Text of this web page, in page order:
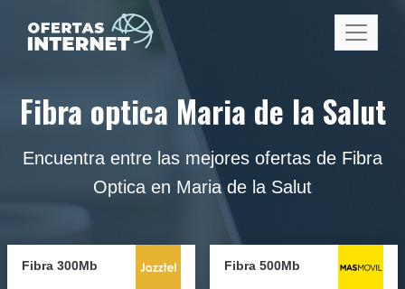
Fibra optica Maria de la Salut
Encuentra entre las mejores ofertas de Fibra
Optica en Maria de la Salut
Fibra 300Mb Fibra 500Mb